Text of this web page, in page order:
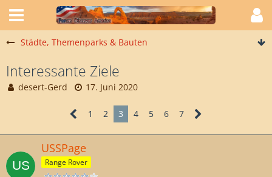
Städte, Themenparks & Bauten
Interessante Ziele
desert-Gerd 17. Juni 2020
1 2 3 4 5 6 7
USSPage
Range Rover